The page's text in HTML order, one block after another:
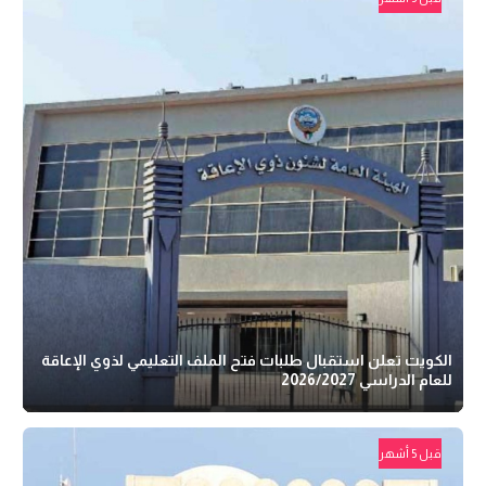
الكويت تعلن استقبال طلبات فتح الملف التعليمي لذوي الإعاقة
للعام الدراسي 2026/2027
قبل 5 أشهر